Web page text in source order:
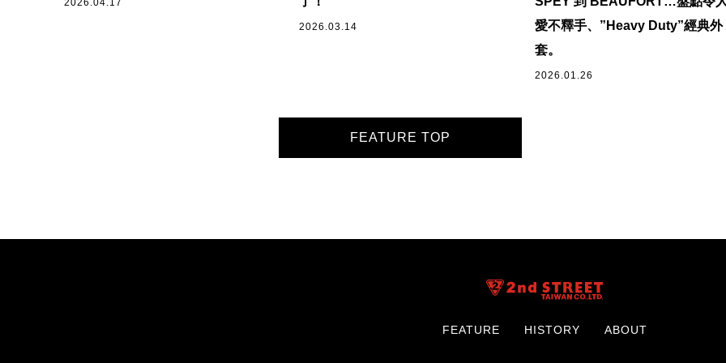
2026.04.17
2026.03.14
愛不釋手、”Heavy Duty”經典外
套。
2026.01.26
FEATURE TOP
FEATURE HISTORY ABOUT